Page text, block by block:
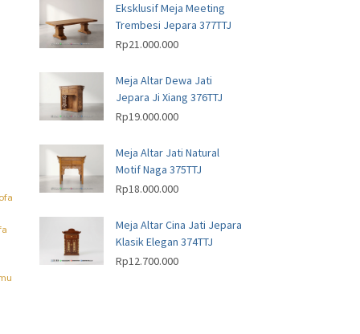
Eksklusif Meja Meeting
Trembesi Jepara 377TTJ
Rp21.000.000
Meja Altar Dewa Jati
Jepara Ji Xiang 376TTJ
Rp19.000.000
Meja Altar Jati Natural
Motif Naga 375TTJ
Rp18.000.000
Meja Altar Cina Jati Jepara
Klasik Elegan 374TTJ
Rp12.700.000